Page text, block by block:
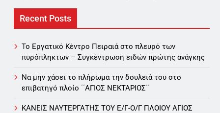
Recent Posts
Το Εργατικό Κέντρο Πειραιά στο πλευρό των
πυρόπληκτων – Συγκέντρωση ειδών πρώτης ανάγκης
Να μην χάσει το πλήρωμα την δουλειά του στο
επιβατηγό πλοίο ΄΄ΑΓΙΟΣ ΝΕΚΤΑΡΙΟΣ΄΄
ΚΑΝΕΙΣ ΝΑΥΤΕΡΓΑΤΗΣ TOY Ε/Γ-Ο/Γ ΠΛΟΙΟY ΑΓΙΟΣ